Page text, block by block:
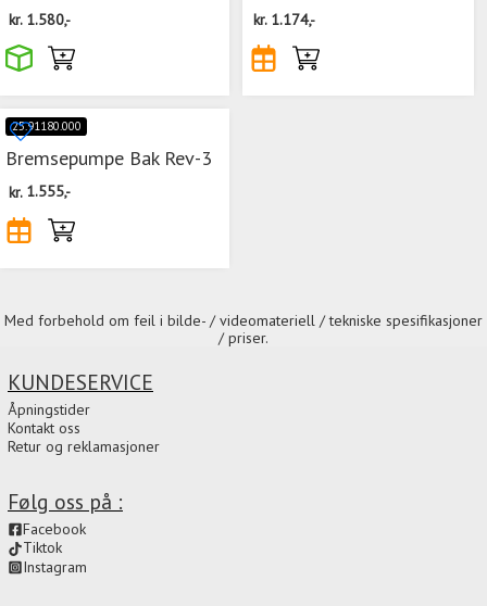
kr. 1.580,- kr. 1.174,-
25.91180.000
Bremsepumpe Bak Rev-3
kr. 1.555,-
Med forbehold om feil i bilde- / videomateriell / tekniske spesifikasjoner
/ priser.
Følg oss på :
Facebook
Tiktok
Instagram
KUNDESERVICE
Åpningstider
Kontakt oss
Retur og reklamasjoner